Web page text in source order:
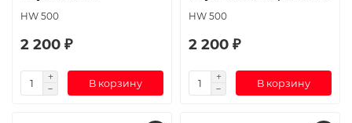
HW 500
2 200 ₽
В корзину
HW 500
2 200 ₽
В корзину